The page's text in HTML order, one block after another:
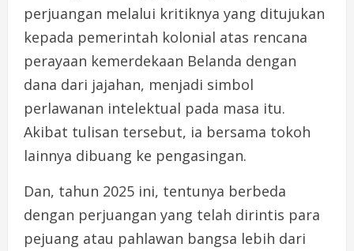
perjuangan melalui kritiknya yang ditujukan
kepada pemerintah kolonial atas rencana
perayaan kemerdekaan Belanda dengan
dana dari jajahan, menjadi simbol
perlawanan intelektual pada masa itu.
Akibat tulisan tersebut, ia bersama tokoh
lainnya dibuang ke pengasingan.
Dan, tahun 2025 ini, tentunya berbeda
dengan perjuangan yang telah dirintis para
pejuang atau pahlawan bangsa lebih dari